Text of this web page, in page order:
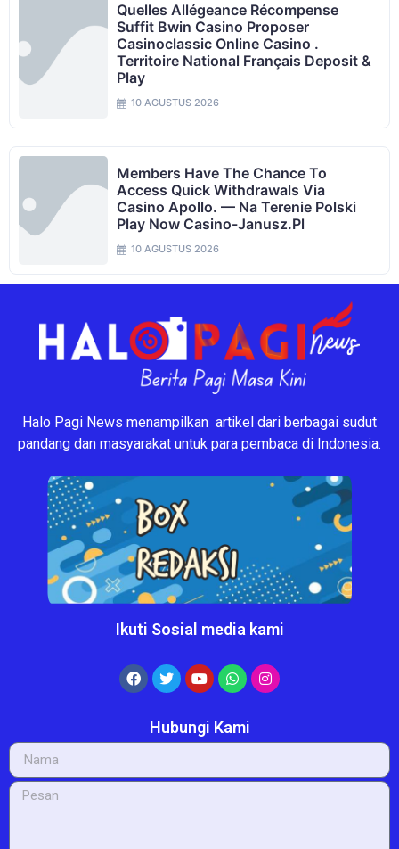
Quelles Allégeance Récompense
Suffit Bwin Casino Proposer
Casinoclassic Online Casino .
Territoire National Français Deposit &
Play
10 AGUSTUS 2026
Members Have The Chance To
Access Quick Withdrawals Via
Casino Apollo. — Na Terenie Polski
Play Now Casino-Janusz.pl
10 AGUSTUS 2026
Halo Pagi News menampilkan artikel dari berbagai sudut
pandang dan masyarakat untuk para pembaca di Indonesia.
Ikuti Sosial media kami
Hubungi Kami